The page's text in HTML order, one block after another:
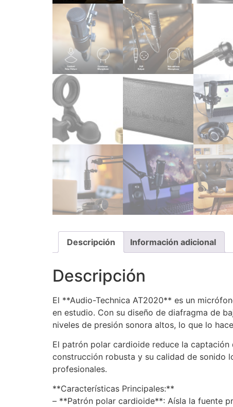
Descripción Información adicional
Descripción
El **Audio-Technica AT2020** es un
en estudio. Con su diseño de diafragma de
niveles de presión sonora altos, lo que lo
El patrón polar cardioide reduce la
construcción robusta y su calidad de sonido
profesionales.
**Características Principales:**
– **Patrón polar cardioide**: Aísla la fuente